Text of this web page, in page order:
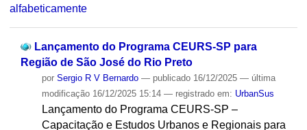
alfabeticamente
Lançamento do Programa CEURS-SP para
Região de São José do Rio Preto
por Sergio R V Bernardo — publicado16/12/2025 — última
modificação16/12/2025 15:14 — registrado em: UrbanSus
Lançamento do Programa CEURS-SP –
Capacitação e Estudos Urbanos e Regionais para